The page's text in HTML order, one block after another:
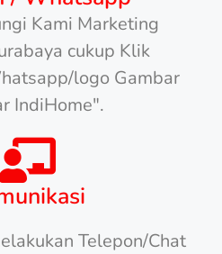
Kami Marketing
cukup Klik
logo Gambar
IndiHome".
Telepon/Chat